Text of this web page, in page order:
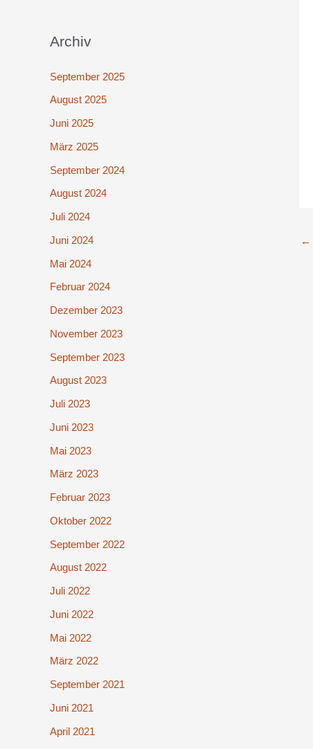
Archiv
September 2025
August 2025
Juni 2025
März 2025
September 2024
August 2024
Juli 2024
Juni 2024
Mai 2024
Februar 2024
Dezember 2023
November 2023
September 2023
August 2023
Juli 2023
Juni 2023
Mai 2023
März 2023
Februar 2023
Oktober 2022
September 2022
August 2022
Juli 2022
Juni 2022
Mai 2022
März 2022
September 2021
Juni 2021
April 2021
←